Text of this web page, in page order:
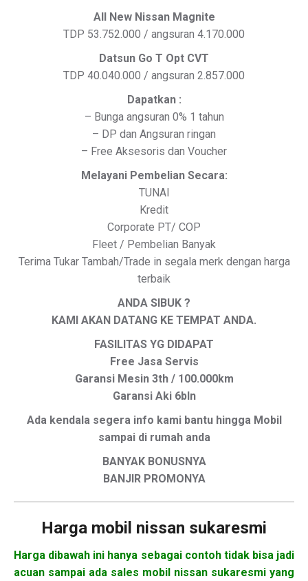
All New Nissan Magnite
TDP 53.752.000 / angsuran 4.170.000
Datsun Go T Opt CVT
TDP 40.040.000 / angsuran 2.857.000
Dapatkan :
– Bunga angsuran 0% 1 tahun
– DP dan Angsuran ringan
– Free Aksesoris dan Voucher
Melayani Pembelian Secara:
TUNAI
Kredit
Corporate PT/ COP
Fleet / Pembelian Banyak
Terima Tukar Tambah/Trade in segala merk dengan harga
terbaik
ANDA SIBUK ?
KAMI AKAN DATANG KE TEMPAT ANDA.
FASILITAS YG DIDAPAT
Free Jasa Servis
Garansi Mesin 3th / 100.000km
Garansi Aki 6bln
Ada kendala segera info kami bantu hingga Mobil
sampai di rumah anda
BANYAK BONUSNYA
BANJIR PROMONYA
Harga mobil nissan sukaresmi
Harga dibawah ini hanya sebagai contoh tidak bisa jadi
acuan sampai ada sales mobil nissan sukaresmi yang